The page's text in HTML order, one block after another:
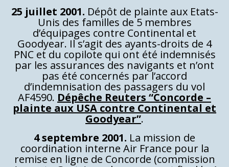
25 juillet 2001. Dépôt de plainte aux Etats-
Unis des familles de 5 membres
d’équipages contre Continental et
Goodyear. Il s’agit des ayants-droits de 4
PNC et du copilote qui ont été indemnisés
par les assurances des navigants et n’ont
pas été concernés par l’accord
d’indemnisation des passagers du vol
AF4590. Dépêche Reuters “Concorde –
plainte aux USA contre Continental et
Goodyear”.
4 septembre 2001. La mission de
coordination interne Air France pour la
remise en ligne de Concorde (commission